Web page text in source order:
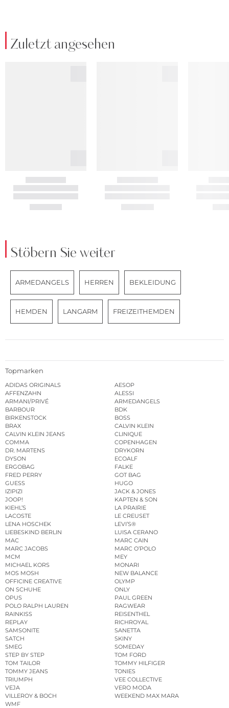
Zuletzt angesehen
Stöbern Sie weiter
ARMEDANGELS HERREN BEKLEIDUNG
HEMDEN LANGARM FREIZEITHEMDEN
Topmarken
ADIDAS ORIGINALS
AESOP
AFFENZAHN
ALESSI
ARMANI/PRIVÉ
ARMEDANGELS
BARBOUR
BDK
BIRKENSTOCK
BOSS
BRAX
CALVIN KLEIN
CALVIN KLEIN JEANS
CLINIQUE
COMMA
COPENHAGEN
DR. MARTENS
DRYKORN
DYSON
ECOALF
ERGOBAG
FALKE
FRED PERRY
GOT BAG
GUESS
HUGO
IZIPIZI
JACK & JONES
JOOP!
KAPTEN & SON
KIEHL’S
LA PRAIRIE
LACOSTE
LE CREUSET
LENA HOSCHEK
LEVI’S®
LIEBESKIND BERLIN
LUISA CERANO
MAC
MARC CAIN
MARC JACOBS
MARC O’POLO
MCM
MEY
MICHAEL KORS
MONARI
MOS MOSH
NEW BALANCE
OFFICINE CREATIVE
OLYMP
ON SCHUHE
ONLY
OPUS
PAUL GREEN
POLO RALPH LAUREN
RAGWEAR
RAINKISS
REISENTHEL
REPLAY
RICHROYAL
SAMSONITE
SANETTA
SATCH
SKINY
SMEG
SOMEDAY
STEP BY STEP
TOM FORD
TOM TAILOR
TOMMY HILFIGER
TOMMY JEANS
TONIES
TRIUMPH
VEE COLLECTIVE
VEJA
VERO MODA
VILLEROY & BOCH
WEEKEND MAX MARA
WMF